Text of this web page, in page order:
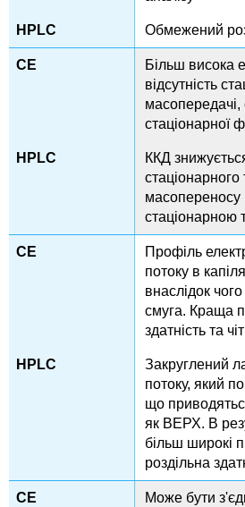
Обмежений
Більш висока
відсутність
масопередачі,
стаціонарної
ККД
стаціонарного
масопереносу
Профіль
потоку в
внаслідок
смуга. Краща
здатність та
Закруглений
потоку, який
що
як ВЕРХ. В
більш широкі
роздільна
Може бути